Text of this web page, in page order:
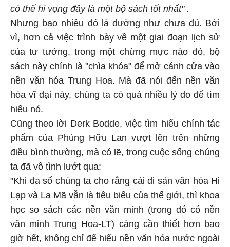
có thể hi vọng đây là một bộ sách tốt nhất" .
Nhưng bao nhiêu đó là dường như chưa đủ. Bởi
vì, hơn cả việc trình bày về một giai đoạn lịch sử
của tư tưởng, trong một chừng mực nào đó, bộ
sách này chính là "chìa khóa" để mở cánh cửa vào
nền văn hóa Trung Hoa. Mà đã nói đến nền văn
hóa vĩ đại này, chúng ta có quá nhiều lý do để tìm
hiểu nó.
Cũng theo lời Derk Bodde, việc tìm hiểu chính tác
phẩm của Phùng Hữu Lan vượt lên trên những
điều bình thường, mà có lẽ, trong cuộc sống chúng
ta đã vô tình lướt qua:
"Khi đa số chúng ta cho rằng cái di sản văn hóa Hi
Lạp và La Mã vẫn là tiêu biểu của thế giới, thì khoa
học so sách các nền văn minh (trong đó có nền
văn minh Trung Hoa-LT) càng cần thiết hơn bao
giờ hết, không chỉ để hiểu nền văn hóa nước ngoài